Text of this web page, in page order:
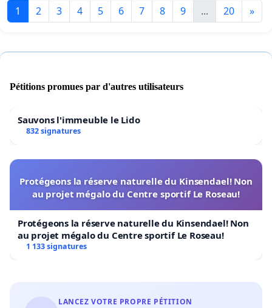
1 2 3 4 5 6 7 8 9 ... 20 »
Pétitions promues par d'autres utilisateurs
Sauvons l'immeuble le Lido
832 signatures
Protégeons la réserve naturelle du Kinsendael! Non
au projet mégalo du Centre sportif Le Roseau!
Protégeons la réserve naturelle du Kinsendael! Non
au projet mégalo du Centre sportif Le Roseau!
1 133 signatures
LANCEZ VOTRE PROPRE PÉTITION